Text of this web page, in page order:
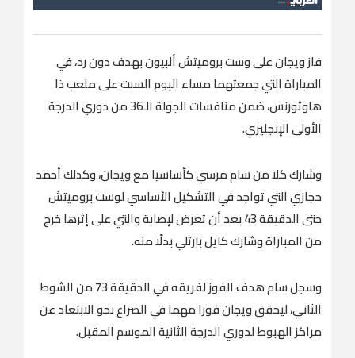
فاز ويجان على وست بروميتش ألبيون بهدف دون رد، في
المباراة التي جمعتهما مساء اليوم السبت على ملعب ذا
هاوثورنس، ضمن منافسات الجولة الـ36 من دوري الدرجة
الأولى الإنجليزي.
وشارك كلا من سام مرسي كأساسيا مع ويجان، وكذلك أحمد
حجازي التي تواجد في التشكيل الأساسي لوست بروميتش
حتى الدقيقة 43 بعد أن تعرض لإصابة والتي على إثرها خرج
من المباراة وشارك كايل بارتلي بدلًا منه.
وسجل سام هدف الفوز لفريقه في الدقيقة 73 من الشوط
الثاني، ليحقق ويجان فوزا مهما في الصراع نحو الابتعاد عن
مراكز الهبوط لدوري الدرجة الثانية الموسم المقبل.